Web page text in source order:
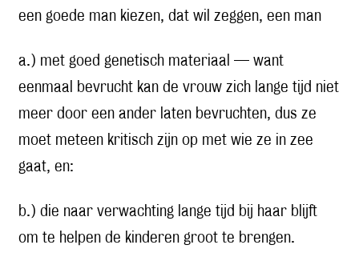
een goede man kiezen, dat wil zeggen, een man
a.) met goed genetisch materiaal — want
eenmaal bevrucht kan de vrouw zich lange tijd niet
meer door een ander laten bevruchten, dus ze
moet meteen kritisch zijn op met wie ze in zee
gaat, en:
b.) die naar verwachting lange tijd bij haar blijft
om te helpen de kinderen groot te brengen.